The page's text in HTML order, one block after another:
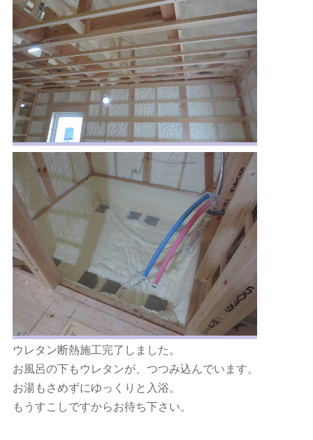
ウレタン断熱施工完了しました。
お風呂の下もウレタンが、つつみ込んでいます。
お湯もさめずにゆっくりと入浴。
もうすこしですからお待ち下さい。